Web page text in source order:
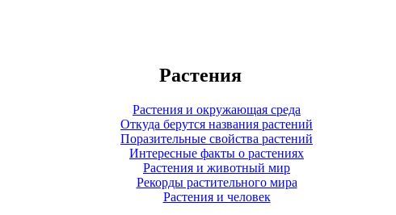
Растения
Растения и окружающая среда
Откуда берутся названия растений
Поразительные свойства растений
Интересные факты о растениях
Растения и животный мир
Рекорды растительного мира
Растения и человек